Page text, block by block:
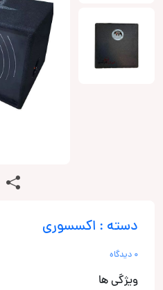
دسته : اکسسوری
0 دیدگاه
ویژگی ها